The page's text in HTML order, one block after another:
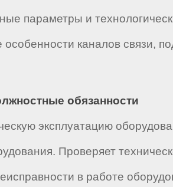
параметры и
каналов связи,
обязанности
эксплуатацию
Проверяет
в работе